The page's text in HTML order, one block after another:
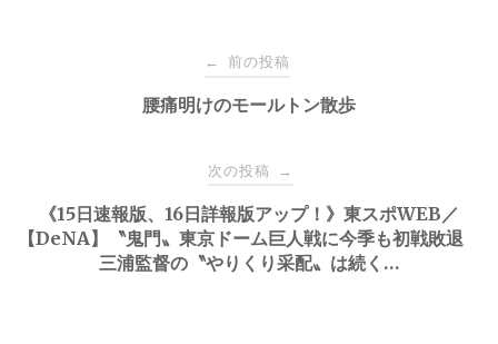
ビ
← 前の投稿
腰痛明けのモールトン散歩
次の投稿 →
《15日速報版、16日詳報版アップ！》東スポWEB／
【DeNA】〝鬼門〟東京ドーム巨人戦に今季も初戦敗退
三浦監督の〝やりくり采配〟は続く…